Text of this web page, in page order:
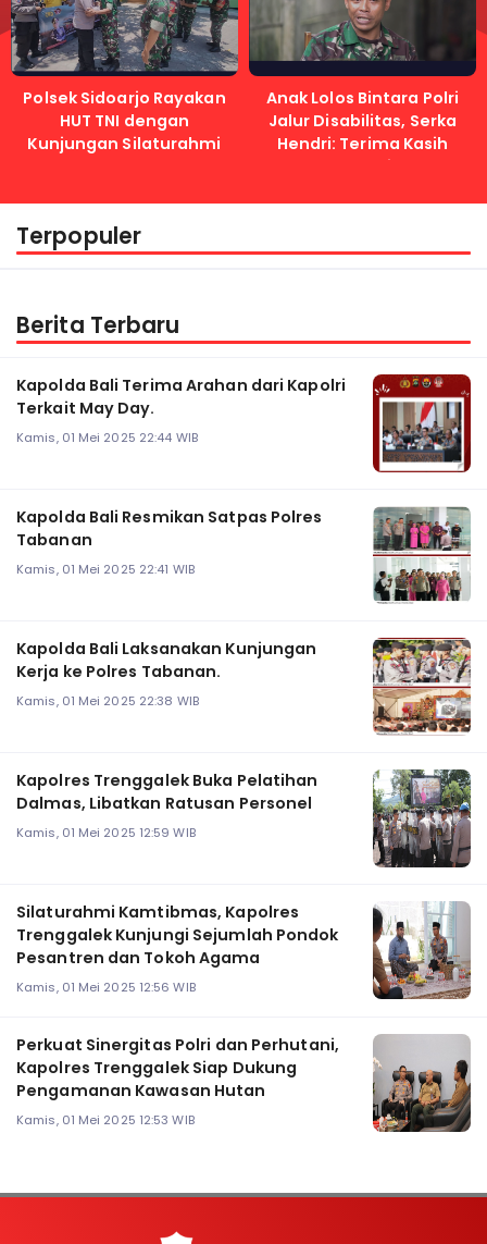
Polsek Sidoarjo Rayakan
HUT TNI dengan
Kunjungan Silaturahmi
Anak Lolos Bintara Polri
Jalur Disabilitas, Serka
Hendri: Terima Kasih
Kapolri
Terpopuler
Berita Terbaru
Kapolda Bali Terima Arahan dari Kapolri
Terkait May Day.
Kamis, 01 Mei 2025 22:44 WIB
Kapolda Bali Resmikan Satpas Polres
Tabanan
Kamis, 01 Mei 2025 22:41 WIB
Kapolda Bali Laksanakan Kunjungan
Kerja ke Polres Tabanan.
Kamis, 01 Mei 2025 22:38 WIB
Kapolres Trenggalek Buka Pelatihan
Dalmas, Libatkan Ratusan Personel
Kamis, 01 Mei 2025 12:59 WIB
Silaturahmi Kamtibmas, Kapolres
Trenggalek Kunjungi Sejumlah Pondok
Pesantren dan Tokoh Agama
Kamis, 01 Mei 2025 12:56 WIB
Perkuat Sinergitas Polri dan Perhutani,
Kapolres Trenggalek Siap Dukung
Pengamanan Kawasan Hutan
Kamis, 01 Mei 2025 12:53 WIB